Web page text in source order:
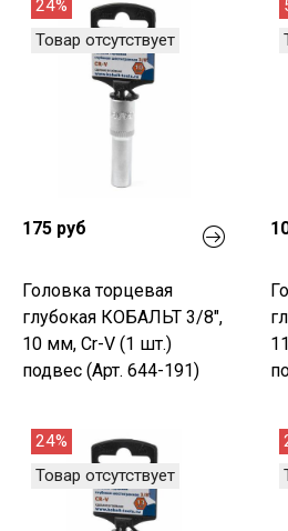
24%
Товар отсутствует
175 руб
Головка торцевая
глубокая КОБАЛЬТ 3/8",
10 мм, Cr-V (1 шт.)
подвес (Арт. 644-191)
24%
Товар отсутствует